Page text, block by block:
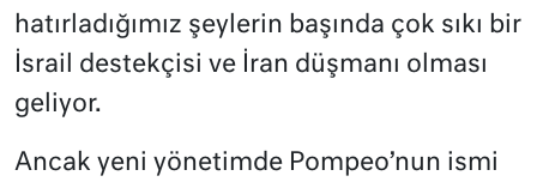
hatırladığımız şeylerin başında çok sıkı bir
İsrail destekçisi ve İran düşmanı olması
geliyor.
Ancak yeni yönetimde Pompeo’nun ismi